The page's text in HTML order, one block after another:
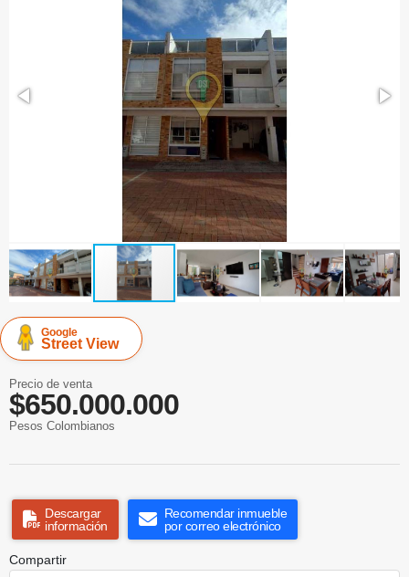
Google
Street View
Precio de venta
$650.000.000
Pesos Colombianos
Descargar
información
Recomendar inmueble
por correo electrónico
Compartir